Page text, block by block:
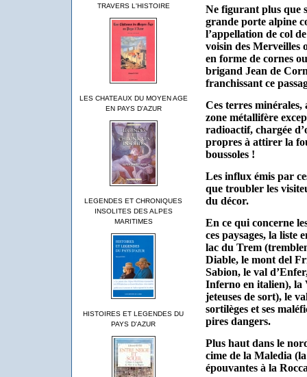
TRAVERS L'HISTOIRE
LES CHATEAUX DU MOYEN AGE
EN PAYS D'AZUR
LEGENDES ET CHRONIQUES
INSOLITES DES ALPES
MARITIMES
HISTOIRES ET LEGENDES DU
PAYS D'AZUR
Ne figurant plus que
grande porte alpine
l’appellation de col
voisin des Merveilles
en forme de cornes
brigand Jean de
franchissant ce
Ces terres
zone métallifère
radioactif, chargée
propres à attirer la
boussoles !
Les influx émis par
que troubler les
du décor.
En ce qui concerne
ces paysages, la liste
lac du Trem
Diable, le mont del
Sabion, le val
Inferno en italien), la
jeteuses de sort), le
sortilèges et ses
pires dangers.
Plus haut dans le
cime de la Maledia
épouvantes à la